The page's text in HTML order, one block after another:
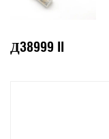
Д38999 II